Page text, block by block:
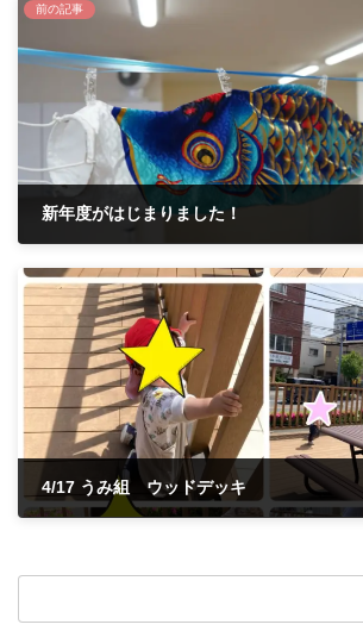
前の記事
新年度がはじまりました！
4/17 うみ組 ウッドデッキ
検